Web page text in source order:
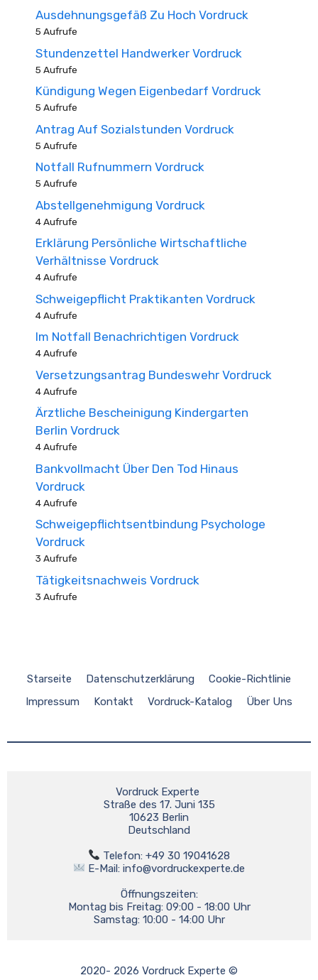
Ausdehnungsgefäß Zu Hoch Vordruck
5 Aufrufe
Stundenzettel Handwerker Vordruck
5 Aufrufe
Kündigung Wegen Eigenbedarf Vordruck
5 Aufrufe
Antrag Auf Sozialstunden Vordruck
5 Aufrufe
Notfall Rufnummern Vordruck
5 Aufrufe
Abstellgenehmigung Vordruck
4 Aufrufe
Erklärung Persönliche Wirtschaftliche
Verhältnisse Vordruck
4 Aufrufe
Schweigepflicht Praktikanten Vordruck
4 Aufrufe
Im Notfall Benachrichtigen Vordruck
4 Aufrufe
Versetzungsantrag Bundeswehr Vordruck
4 Aufrufe
Ärztliche Bescheinigung Kindergarten
Berlin Vordruck
4 Aufrufe
Bankvollmacht Über Den Tod Hinaus
Vordruck
4 Aufrufe
Schweigepflichtsentbindung Psychologe
Vordruck
3 Aufrufe
Tätigkeitsnachweis Vordruck
3 Aufrufe
Starseite Datenschutzerklärung
Cookie-Richtlinie
Impressum
Kontakt Vordruck-Katalog Über Uns
Vordruck Experte
Straße des 17. Juni 135
10623 Berlin
Deutschland
E-Mail: info@vordruckexperte.de
Öffnungszeiten:
Montag bis Freitag: 09:00 - 18:00 Uhr
Samstag: 10:00 - 14:00 Uhr
2020- 2026 Vordruck Experte ©